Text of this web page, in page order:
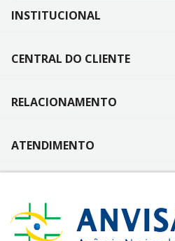
FORMAS DE
PAGAMENTO
INSTITUCIONAL
CENTRAL DO CLIENTE
RELACIONAMENTO
ATENDIMENTO